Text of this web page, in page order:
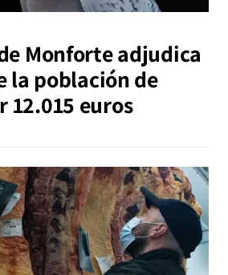
Monforte adjudica
la población de
12.015 euros